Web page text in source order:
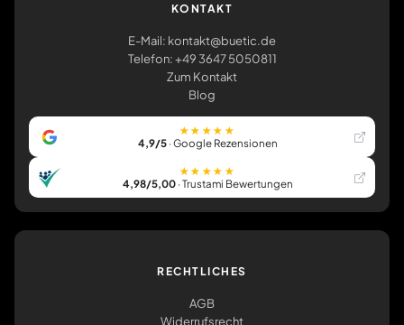
KONTAKT
E-Mail: kontakt@buetic.de
Telefon: +49 3647 5050811
Zum Kontakt
Blog
★★★★★
4,9/5· Google Rezensionen
★★★★★
4,98/5,00· Trustami Bewertungen
RECHTLICHES
AGB
Widerrufsrecht